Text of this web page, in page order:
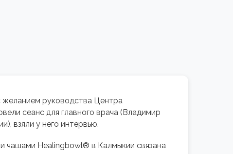
желанием руководства Центра
сеанс для главного врача (Владимир
взяли у него интервью.
чашами Healingbowl® в Калмыкии связана